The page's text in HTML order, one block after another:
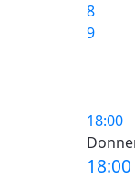
8
9
18:00